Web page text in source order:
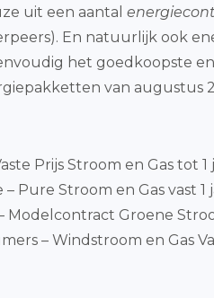
uit een aantal
En natuurlijk ook
het goedkoopste
van augustus
Prijs Stroom en Gas tot 1
Pure Stroom en Gas vast 1
Modelcontract Groene
– Windstroom en Gas